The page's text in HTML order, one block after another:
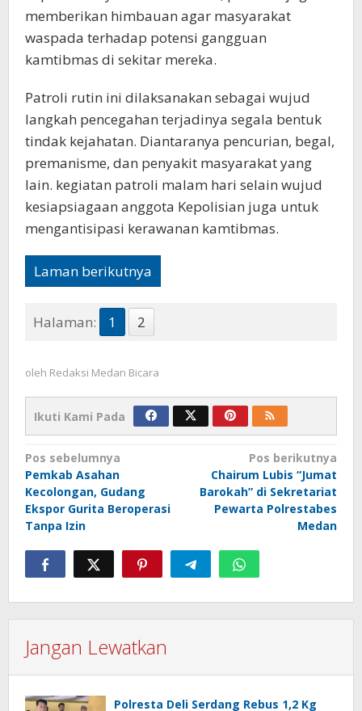
memberikan himbauan agar masyarakat
waspada terhadap potensi gangguan
kamtibmas di sekitar mereka.
Patroli rutin ini dilaksanakan sebagai wujud
langkah pencegahan terjadinya segala bentuk
tindak kejahatan. Diantaranya pencurian, begal,
premanisme, dan penyakit masyarakat yang
lain. kegiatan patroli malam hari selain wujud
kesiapsiagaan anggota Kepolisian juga untuk
mengantisipasi kerawanan kamtibmas.
Laman berikutnya
Halaman: 1 2
oleh Redaksi Medan Bicara
Ikuti Kami Pada
Navigasi
pos
Pos sebelumnya
Pemkab Asahan
Kecolongan, Gudang
Ekspor Gurita Beroperasi
Tanpa Izin
Pos berikutnya
Chairum Lubis “Jumat
Barokah” di Sekretariat
Pewarta Polrestabes
Medan
Jangan Lewatkan
Polresta Deli Serdang Rebus 1,2 Kg